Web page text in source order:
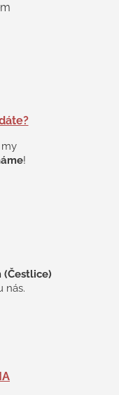
!
(Čestlice)
nás.